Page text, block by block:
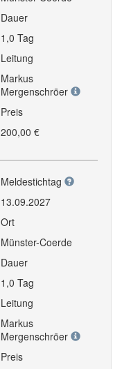
Dauer
1,0 Tag
Leitung
Markus
Mergenschröer
Preis
200,00 €
Meldestichtag
13.09.2027
Ort
Münster-Coerde
Dauer
1,0 Tag
Leitung
Markus
Mergenschröer
Preis